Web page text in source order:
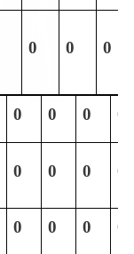
0 0 0
0 0 0 0
0 0 0 0
0 0 0 0